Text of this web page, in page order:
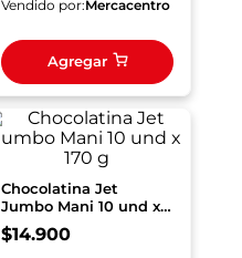
Vendido por:Mercacentro
Agregar
Chocolatina Jet
Jumbo Mani 10 und x
170 g
$14.900